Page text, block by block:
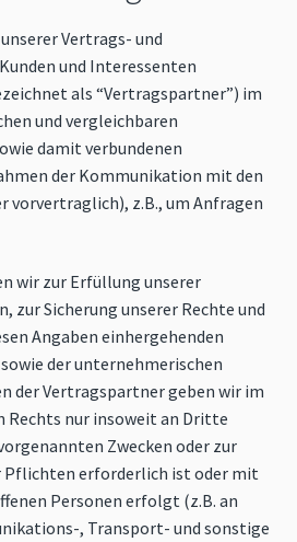
Vertrags- und
und Interessenten
als “Vertragspartner”) im
und vergleichbaren
damit verbundenen
der Kommunikation mit den
vorvertraglich), z.B., um Anfragen
wir zur Erfüllung unserer
zur Sicherung unserer Rechte und
Angaben einhergehenden
der unternehmerischen
der Vertragspartner geben wir im
Rechts nur insoweit an Dritte
Zwecken oder zur
erforderlich ist oder mit
Personen erfolgt (z.B. an
, Transport- und sonstige